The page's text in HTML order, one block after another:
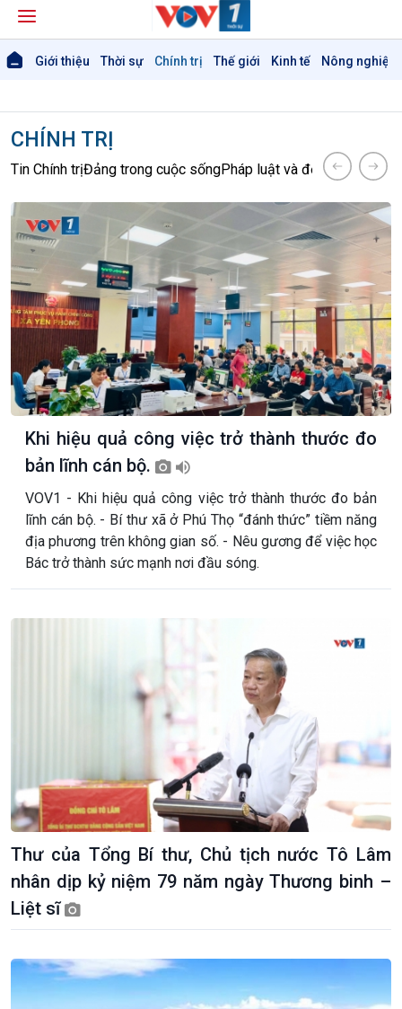
Giới thiệu Thời sự Chính trị Thế giới Kinh tế Nông nghiệp
Giới thiệu
Thời sự 18h
CHÍNH TRỊ
Tin Chính trịĐảng trong cuộc sốngPháp luật và đời sống Nhận
Khi hiệu quả công việc trở thành thước đo
bản lĩnh cán bộ.
VOV1 - Khi hiệu quả công việc trở thành thước đo bản
lĩnh cán bộ. - Bí thư xã ở Phú Thọ “đánh thức” tiềm năng
địa phương trên không gian số. - Nêu gương để việc học
Bác trở thành sức mạnh nơi đầu sóng.
Thư của Tổng Bí thư, Chủ tịch nước Tô Lâm
nhân dịp kỷ niệm 79 năm ngày Thương binh –
Liệt sĩ